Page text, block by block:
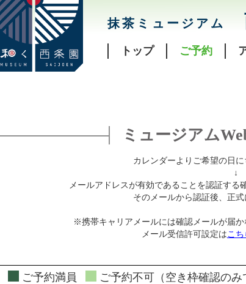
抹茶ミュージアム
トップ ご予約
ミュージアム
カレンダーよりご希望の日に
↓
メールアドレスが有効であることを認証する
そのメールから認証後、正式
※携帯キャリアメールには確認メールが届か
メール受信許可設定はこち
ご予約満員 ご予約不可（空き枠確認のみ